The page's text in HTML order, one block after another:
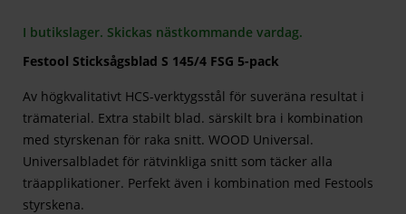
I butikslager. Skickas nästkommande vardag.
Festool Sticksågsblad S 145/4 FSG 5-pack
Av högkvalitativt HCS-verktygsstål för suveräna resultat i
trämaterial. Extra stabilt blad. särskilt bra i kombination
med styrskenan för raka snitt. WOOD Universal.
Universalbladet för rätvinkliga snitt som täcker alla
träapplikationer. Perfekt även i kombination med Festools
styrskena.